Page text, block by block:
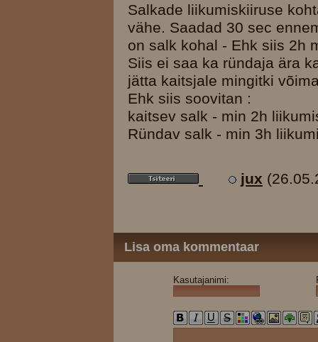
Salkade liikumiskiiruse
vähe. Saadad 30 sec
on salk kohal - Ehk siis 2h
Siis ei saa ka ründaja ära
jätta kaitsjale mingitki
Ehk siis soovitan :
kaitsev salk - min 2h
Ründav salk - min 3h
jux
Lisa oma kommentaar
Kasutajanimi: